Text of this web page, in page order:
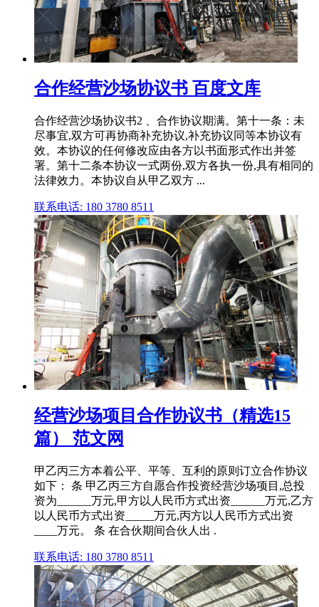
合作经营沙场协议书 百度文库
合作经营沙场协议书2 、合作协议期满。第十一条：未
尽事宜,双方可再协商补充协议,补充协议同等本协议有
效。本协议的任何修改应由各方以书面形式作出并签
署。第十二条本协议一式两份,双方各执一份,具有相同的
法律效力。本协议自从甲乙双方 ...
联系电话: 180 3780 8511
经营沙场项目合作协议书（精选15
篇） 范文网
甲乙丙三方本着公平、平等、互利的原则订立合作协议
如下： 条 甲乙丙三方自愿合作投资经营沙场项目,总投
资为______万元,甲方以人民币方式出资______万元,乙方
以人民币方式出资_____万元,丙方以人民币方式出资
____万元。 条 在合伙期间合伙人出 .
联系电话: 180 3780 8511